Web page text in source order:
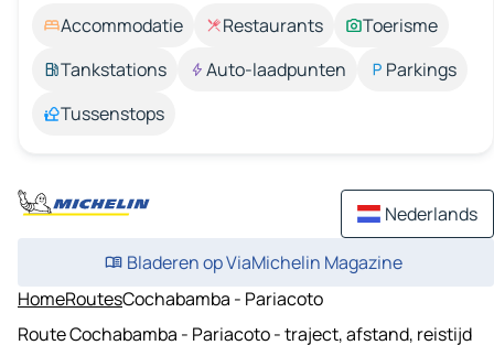
Accommodatie Restaurants
Toerisme
Tankstations
Auto-laadpunten
Parkings
Tussenstops
Nederlands
Bladeren op ViaMichelin Magazine
HomeRoutesCochabamba - Pariacoto
Route Cochabamba - Pariacoto - traject, afstand, reistijd